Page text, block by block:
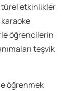
etkinlikler
öğrencilerin
teşvik
öğrenmek